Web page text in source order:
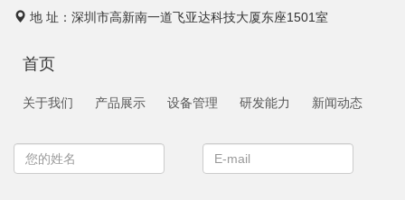
地 址：深圳市高新南一道飞亚达科技大厦东座1501室
首页
关于我们 产品展示 设备管理 研发能力 新闻动态